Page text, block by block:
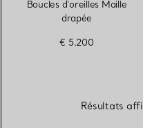
Boucles d'oreilles Maille
drapée
€ 5.200
Résultats